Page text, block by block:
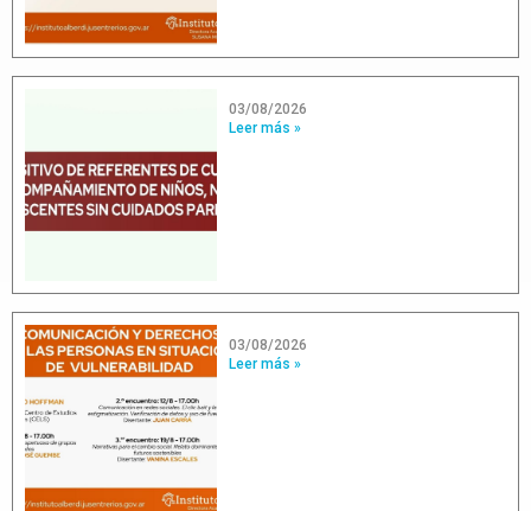
03/08/2026
Leer más »
03/08/2026
Leer más »